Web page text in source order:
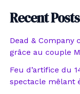
Recent Posts
Dead & Company
grâce au couple
Feu d’artifice du
spectacle mêlant